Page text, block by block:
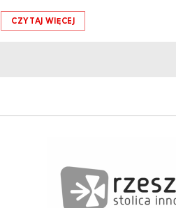
CZYTAJ WIĘCEJ